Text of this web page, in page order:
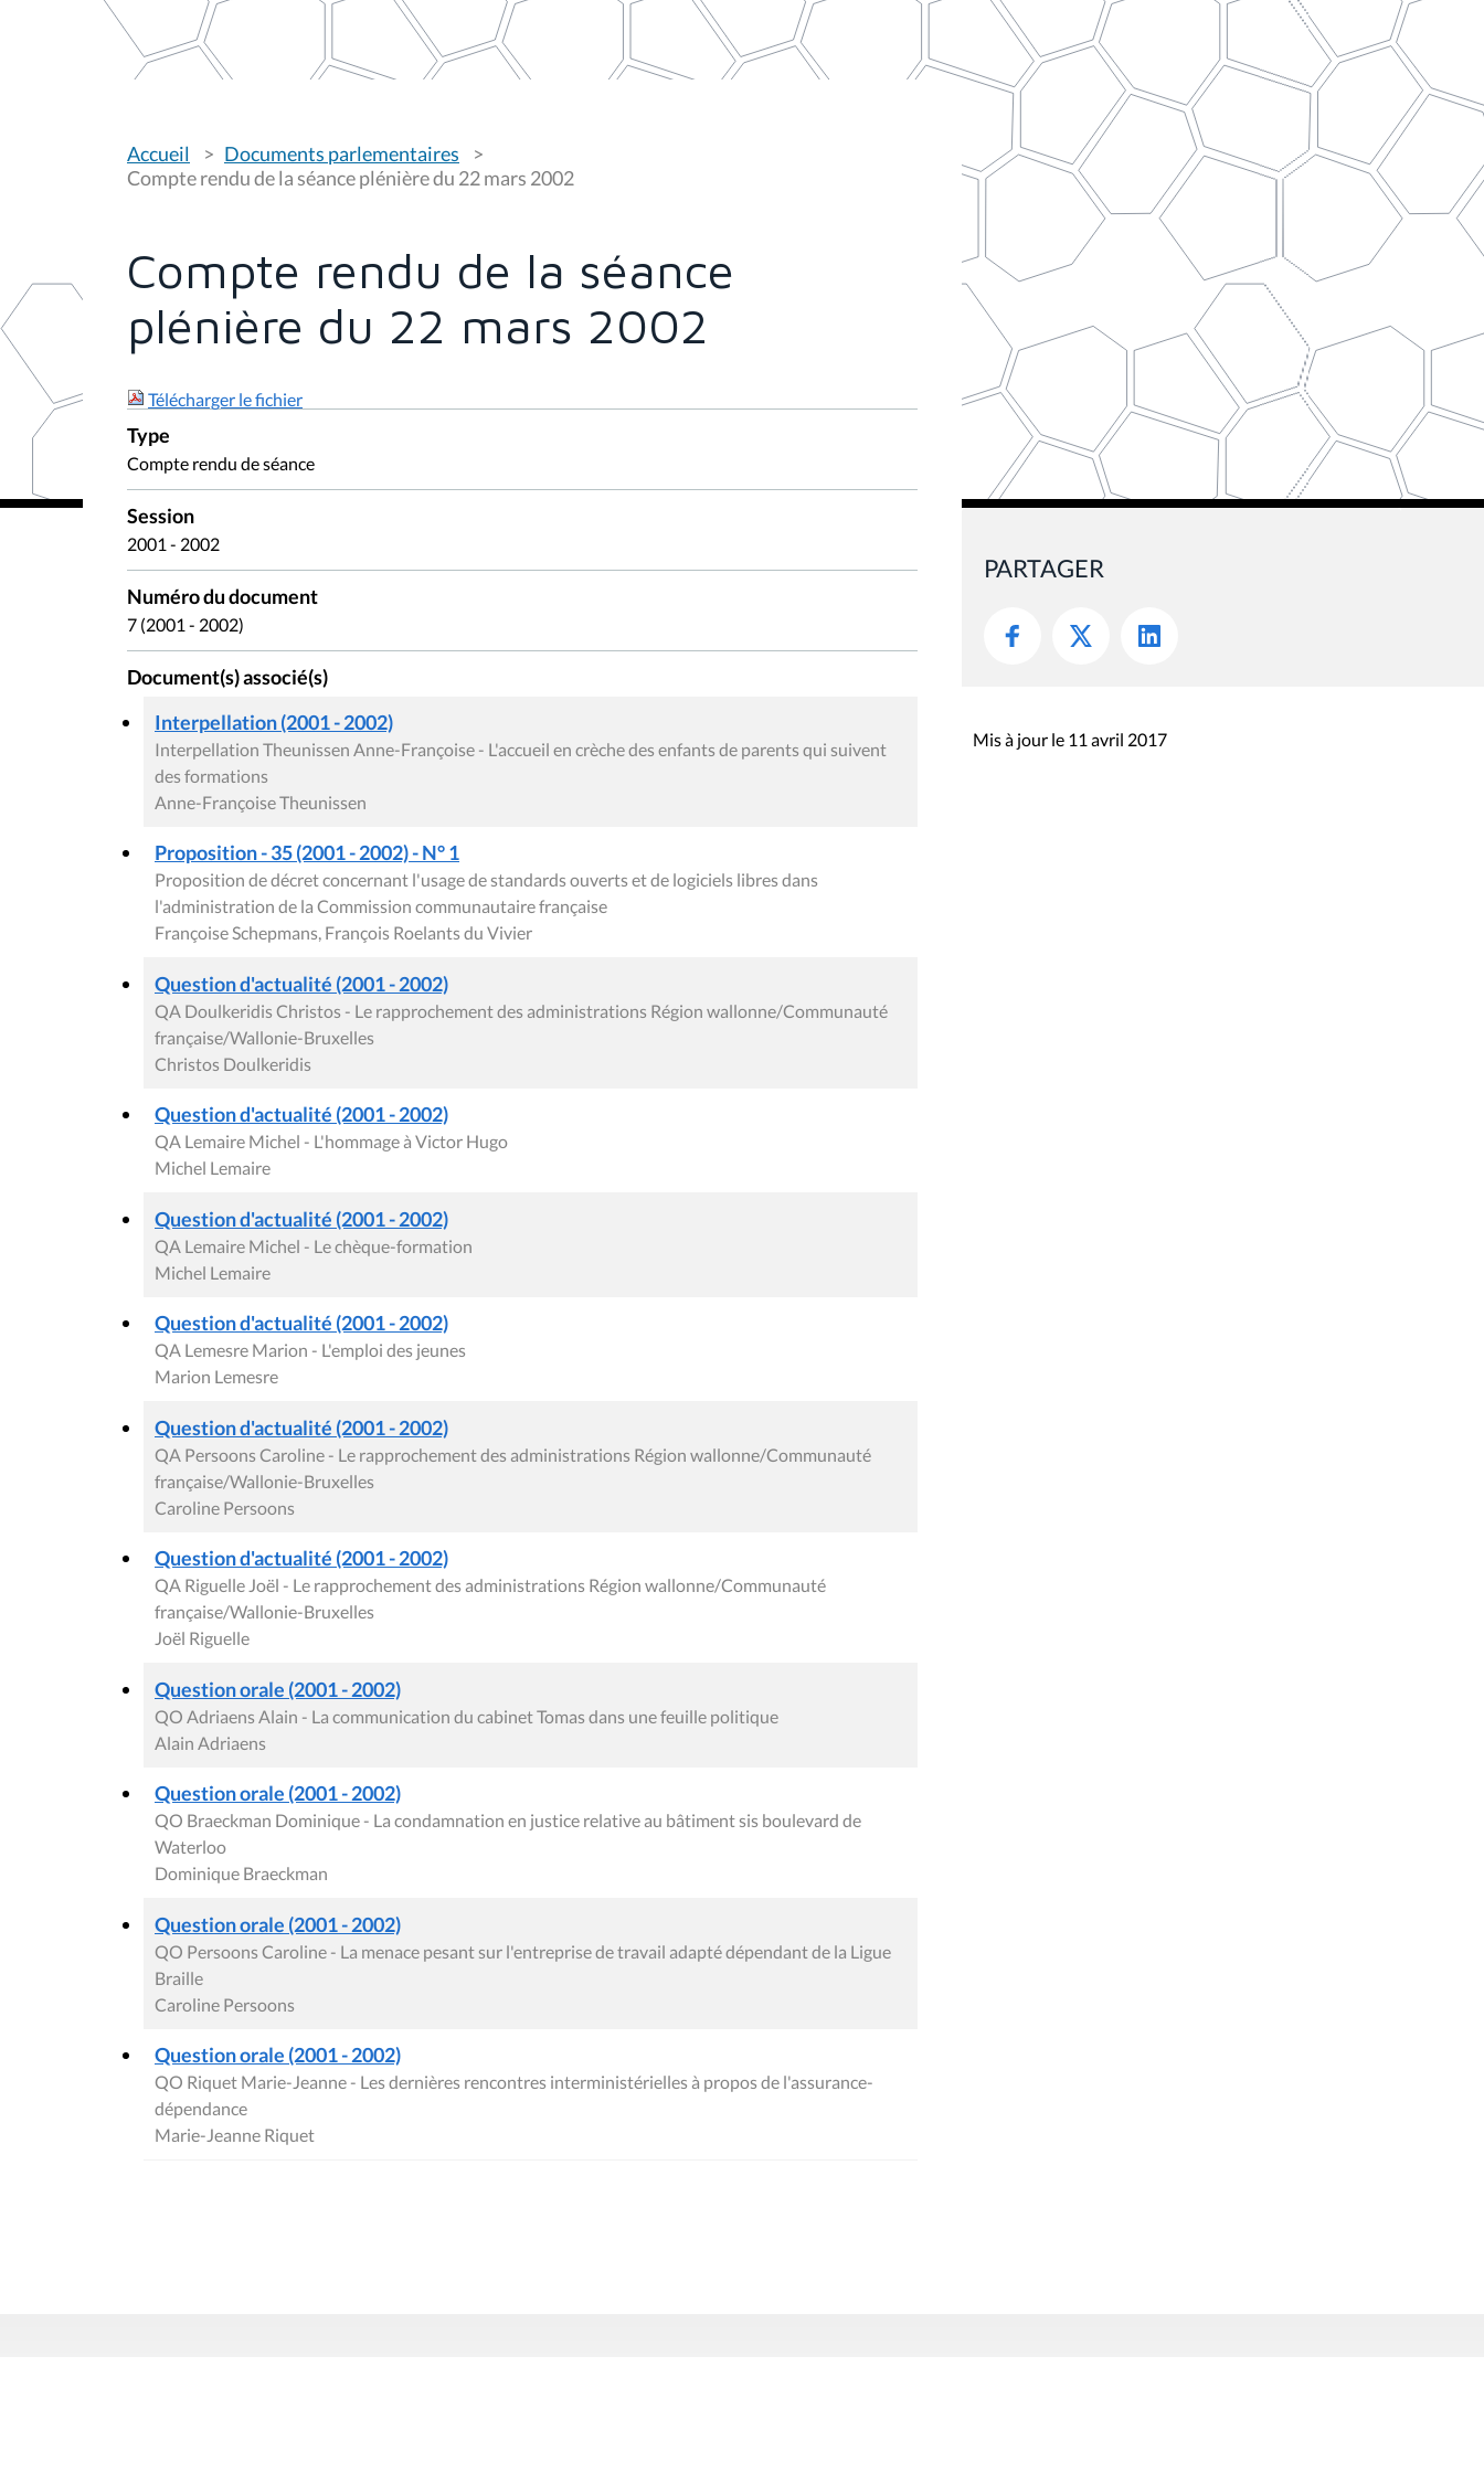
o
u
s
i
:
Accueil
Documents parlementaires
Compte rendu de la séance plénière du 22 mars 2002
Compte rendu de la séance
plénière du 22 mars 2002
Télécharger le fichier
Type
Compte rendu de séance
Session
2001 - 2002
Numéro du document
7 (2001 - 2002)
Document(s) associé(s)
Interpellation (2001 - 2002)
Interpellation Theunissen Anne-Françoise - L'accueil en crèche des enfants de parents qui suivent
des formations
Anne-Françoise Theunissen
Proposition - 35 (2001 - 2002) - N° 1
Proposition de décret concernant l'usage de standards ouverts et de logiciels libres dans
l'administration de la Commission communautaire française
Françoise Schepmans, François Roelants du Vivier
Question d'actualité (2001 - 2002)
QA Doulkeridis Christos - Le rapprochement des administrations Région wallonne/Communauté
française/Wallonie-Bruxelles
Christos Doulkeridis
Question d'actualité (2001 - 2002)
QA Lemaire Michel - L'hommage à Victor Hugo
Michel Lemaire
Question d'actualité (2001 - 2002)
QA Lemaire Michel - Le chèque-formation
Michel Lemaire
Question d'actualité (2001 - 2002)
QA Lemesre Marion - L'emploi des jeunes
Marion Lemesre
Question d'actualité (2001 - 2002)
QA Persoons Caroline - Le rapprochement des administrations Région wallonne/Communauté
française/Wallonie-Bruxelles
Caroline Persoons
Question d'actualité (2001 - 2002)
QA Riguelle Joël - Le rapprochement des administrations Région wallonne/Communauté
française/Wallonie-Bruxelles
Joël Riguelle
Question orale (2001 - 2002)
QO Adriaens Alain - La communication du cabinet Tomas dans une feuille politique
Alain Adriaens
Question orale (2001 - 2002)
QO Braeckman Dominique - La condamnation en justice relative au bâtiment sis boulevard de
Waterloo
Dominique Braeckman
Question orale (2001 - 2002)
QO Persoons Caroline - La menace pesant sur l'entreprise de travail adapté dépendant de la Ligue
Braille
Caroline Persoons
Question orale (2001 - 2002)
QO Riquet Marie-Jeanne - Les dernières rencontres interministérielles à propos de l'assurance-
dépendance
Marie-Jeanne Riquet
PARTAGER
Mis à jour le 11 avril 2017